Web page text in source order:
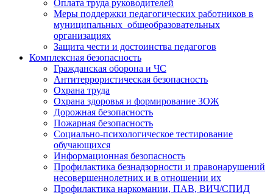
Оплата труда руководителей
Меры поддержки педагогических работников в
муниципальных общеобразовательных
организациях
Защита чести и достоинства педагогов
Комплексная безопасность
Гражданская оборона и ЧС
Антитеррористическая безопасность
Охрана труда
Охрана здоровья и формирование ЗОЖ
Дорожная безопасность
Пожарная безопасность
Социально-психологическое тестирование
обучающихся
Информационная безопасность
Профилактика безнадзорности и правонарушений
несовершеннолетних и в отношении их
Профилактика наркомании, ПАВ, ВИЧ/СПИД